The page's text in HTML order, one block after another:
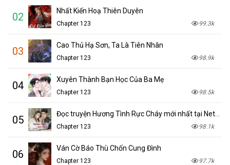
02 Nhất Kiến Hoạ Thiên Duyên
Chapter 123 99.3k
03 Cao Thủ Hạ Sơn, Ta Là Tiên Nhân
Chapter 123 98.9k
04 Xuyên Thành Bạn Học Của Ba Mẹ
Chapter 123 98.5k
05
Chapter 123 98.1k
06 Ván Cờ Báo Thù Chốn Cung Đình
Chapter 123 97.7k